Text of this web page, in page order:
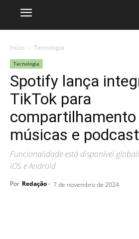
Início Tecnologia
Tecnologia
Spotify lança
TikTok para
compartilhamento
músicas e
Funcionalidade está disponível
iOS e Android
Por Redação- 7 de novembro de 2024